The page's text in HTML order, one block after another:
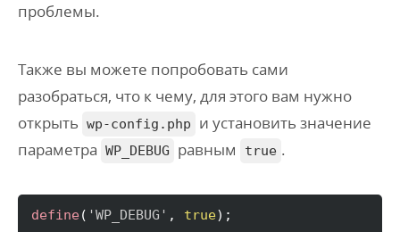
проблемы.
Также вы можете попробовать сами
разобраться, что к чему, для этого вам нужно
открыть wp-config.php
и установить значение
параметра WP_DEBUG равным true .
define( 'WP_DEBUG' , true) ;